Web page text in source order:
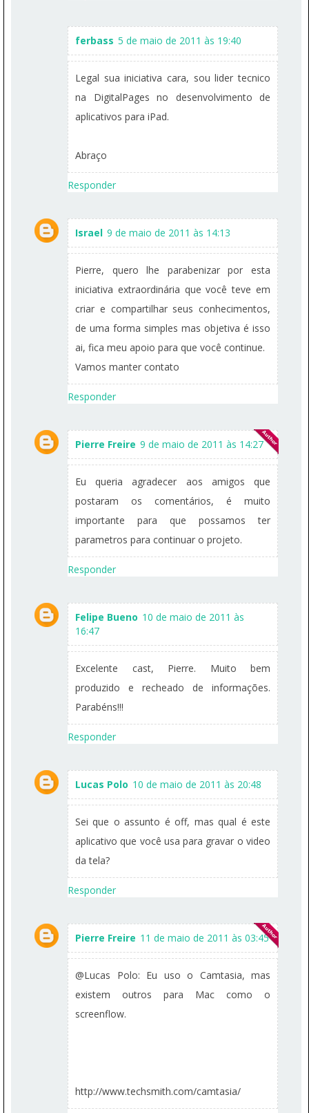
ferbass 5 de maio de 2011 às 19:40
Legal sua iniciativa cara, sou lider tecnico
na DigitalPages no desenvolvimento de
aplicativos para iPad.
Abraço
Responder
Israel 9 de maio de 2011 às 14:13
Pierre, quero lhe parabenizar por esta
iniciativa extraordinária que você teve em
criar e compartilhar seus conhecimentos,
de uma forma simples mas objetiva é isso
ai, fica meu apoio para que você continue.
Vamos manter contato
Responder
Pierre Freire 9 de maio de 2011 às 14:27
Eu queria agradecer aos amigos que
postaram os comentários, é muito
importante para que possamos ter
parametros para continuar o projeto.
Responder
Felipe Bueno 10 de maio de 2011 às
16:47
Excelente cast, Pierre. Muito bem
produzido e recheado de informações.
Parabéns!!!
Responder
Lucas Polo 10 de maio de 2011 às 20:48
Sei que o assunto é off, mas qual é este
aplicativo que você usa para gravar o video
da tela?
Responder
Pierre Freire 11 de maio de 2011 às 03:45
@Lucas Polo: Eu uso o Camtasia, mas
existem outros para Mac como o
screenflow.
http://www.techsmith.com/camtasia/